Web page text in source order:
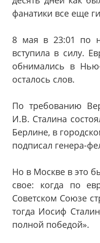
фанатики все еще
8 мая в 23:01 по
вступила в силу.
обнимались в
осталось слов.
По требованию
И.В. Сталина
Берлине, в
подписал генера-
Но в Москве в это
свое: когда по
Советском Союзе
тогда Иосиф
полной победой».